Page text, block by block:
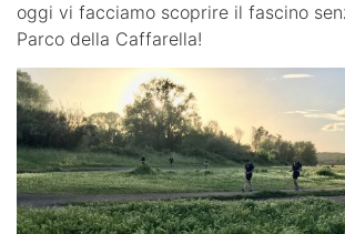
oggi vi facciamo scoprire il fascino
Parco della Caffarella!